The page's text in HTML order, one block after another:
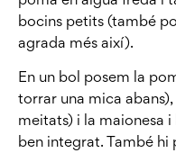
bocins petits (també
agrada més així).
En un bol posem la
torrar una mica
meitats) i la maionesa
ben integrat. També